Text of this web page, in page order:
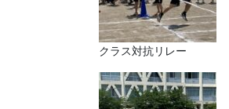
クラス対抗リレー